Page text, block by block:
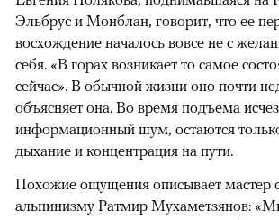
Эльбрус и Монблан, говорит, что ее
восхождение началось вовсе не с
себя. «В горах возникает то самое
сейчас». В обычной жизни оно почти
объясняет она. Во время подъема
информационный шум, остаются
дыхание и концентрация на пути.
Похожие ощущения описывает мастер
альпинизму Ратмир Мухаметзянов: